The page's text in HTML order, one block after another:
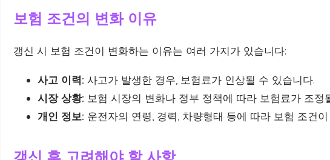
보험 조건의 변화 이유
갱신 시 보험 조건이 변화하는 이유는 여러 가지가 있습니다:
사고 이력: 사고가 발생한 경우, 보험료가 인상될 수 있습니다.
시장 상황: 보험 시장의 변화나 정부 정책에 따라 보험료가 조정
개인 정보: 운전자의 연령, 경력, 차량형태 등에 따라 보험 조건
갱신 후 고려해야 할 사항